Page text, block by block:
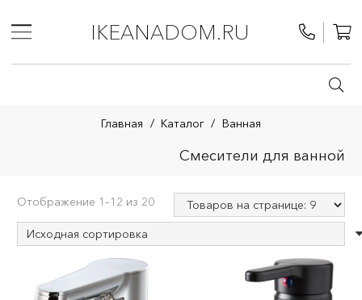
IKEANADOM.RU
Главная / Каталог / Ванная
Смесители для ванной
Отображение 1–12 из 20